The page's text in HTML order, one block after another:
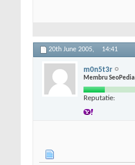
20th June 2005, 14:41
m0n5t3r
Membru SeoPedia
Reputatie: